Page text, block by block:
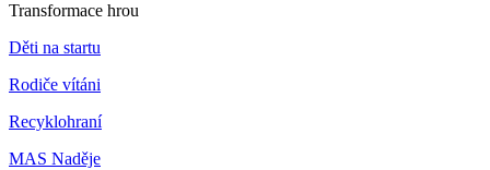
Transformace hrou
Děti na startu
Rodiče vítáni
Recyklohraní
MAS Naděje